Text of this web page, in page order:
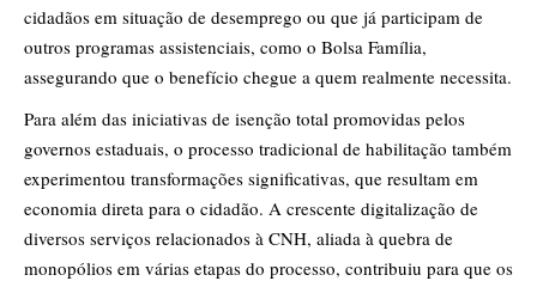
cidadãos em situação de desemprego ou que já participam de
outros programas assistenciais, como o Bolsa Família,
assegurando que o benefício chegue a quem realmente necessita.
Para além das iniciativas de isenção total promovidas pelos
governos estaduais, o processo tradicional de habilitação também
experimentou transformações significativas, que resultam em
economia direta para o cidadão. A crescente digitalização de
diversos serviços relacionados à CNH, aliada à quebra de
monopólios em várias etapas do processo, contribuiu para que os